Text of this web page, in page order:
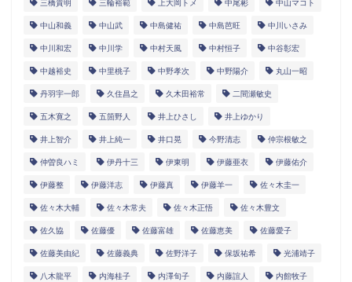
三橋貴明 三輪裕範 上大岡トメ 中尾彬 中山マコト
中山和義 中山武 中島健祐 中島芭旺 中川いさみ
中川和宏 中川学 中村天風 中村恒子 中谷彰宏
中越裕史 中里桃子 中野孝次 中野陽介 丸山一昭
丹羽宇一郎 久住昌之 久木田裕常 二間瀬敏史
五木寛之 五箇野人 井上ひさし 井上ゆかり
井上智介 井上純一 井口晃 今野清志 仲宗根敏之
仲曽良ハミ 伊丹十三 伊東明 伊藤亜衣 伊藤佑介
伊藤整 伊藤洋志 伊藤真 伊藤羊一 佐々木圭一
佐々木大輔 佐々木常夫 佐々木正悟 佐々木豊文
佐久協 佐藤優 佐藤富雄 佐藤恵美 佐藤愛子
佐藤美由紀 佐藤義典 佐野洋子 保坂祐希 光浦靖子
八木龍平 内海桂子 内澤旬子 内藤誼人 内館牧子